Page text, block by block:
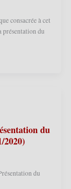
consacrée à cet
présentation du
du
2020)
du